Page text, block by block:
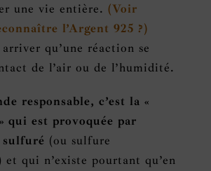
une vie entière. (Voir
l’Argent 925 ?)
qu’une réaction se
de l’air ou de l’humidité.
responsable, c’est la «
qui est provoquée par
sulfuré (ou sulfure
et qui n’existe pourtant qu’en